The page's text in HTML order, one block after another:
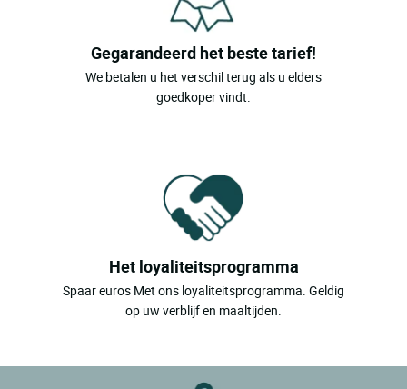
Gegarandeerd het beste tarief!
We betalen u het verschil terug als u elders
goedkoper vindt.
Het loyaliteitsprogramma
Spaar euros Met ons loyaliteitsprogramma. Geldig
op uw verblijf en maaltijden.